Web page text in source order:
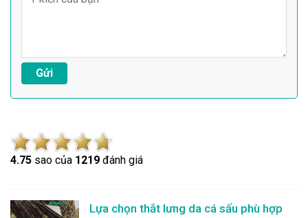
4.75 sao của 1219 đánh giá
Lựa chọn thắt lưng da cá sấu phù hợp